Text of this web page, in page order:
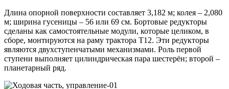
Длина опорной поверхности составляет 3,182 м; колея – 2,080
м; ширина гусеницы – 56 или 69 см. Бортовые редукторы
сделаны как самостоятельные модули, которые целиком, в
сборе, монтируются на раму трактора Т12. Эти редукторы
являются двухступенчатыми механизмами. Роль первой
ступени выполняет цилиндрическая пара шестерён; второй –
планетарный ряд.